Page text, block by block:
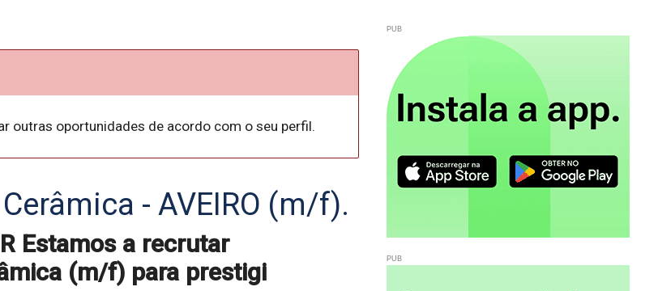
outras oportunidades de acordo com o seu perfil.
- AVEIRO (m/f).
Estamos a recrutar
(m/f) para prestigi